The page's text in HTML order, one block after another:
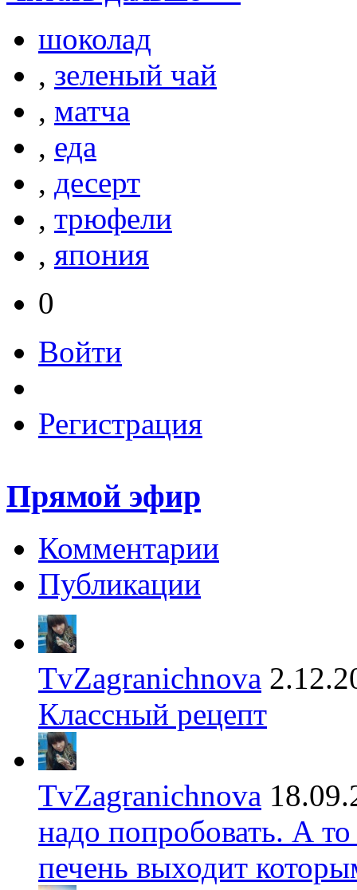
шоколад
, зеленый чай
, матча
, еда
, десерт
, трюфели
, япония
0
Войти
Регистрация
Прямой эфир
Комментарии
Публикации
TvZagranichnova
Классный рецепт
TvZagranichnova
надо попробовать. А
печень выходит